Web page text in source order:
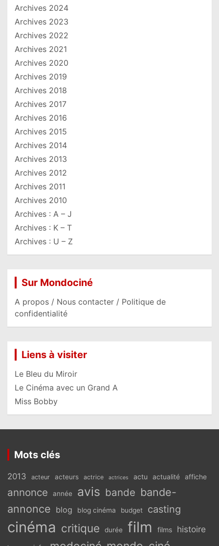
Archives 2024
Archives 2023
Archives 2022
Archives 2021
Archives 2020
Archives 2019
Archives 2018
Archives 2017
Archives 2016
Archives 2015
Archives 2014
Archives 2013
Archives 2012
Archives 2011
Archives 2010
Archives : A – J
Archives : K – T
Archives : U – Z
Sur Mondociné
A propos / Nous contacter / Politique de
confidentialité
Liens à visiter
Le Bleu du Miroir
Le Cinéma avec un Grand A
Miss Bobby
Mots clés
2013 acteur acteurs actrice actrices actu actualité affiche
annonce année avis bande bande-
annonce blog blog cinéma budget casting
cinéma critique durée film films histoire